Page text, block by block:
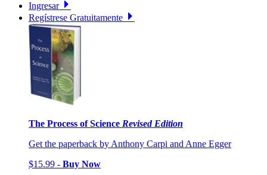
Ingresar
Regístrese Gratuitamente
The Process of Science Revised Edition
Get the paperback by Anthony Carpi and Anne Egger
$15.99 - Buy Now